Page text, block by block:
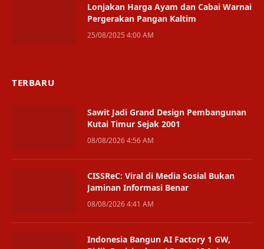
Lonjakan Harga Ayam dan Cabai Warnai
Pergerakan Pangan Kaltim
25/08/2025 4:00 AM
TERBARU
Sawit Jadi Grand Design Pembangunan
Kutai Timur Sejak 2001
08/08/2026 4:56 AM
CISSReC: Viral di Media Sosial Bukan
Jaminan Informasi Benar
08/08/2026 4:41 AM
Indonesia Bangun AI Factory 1 GW,